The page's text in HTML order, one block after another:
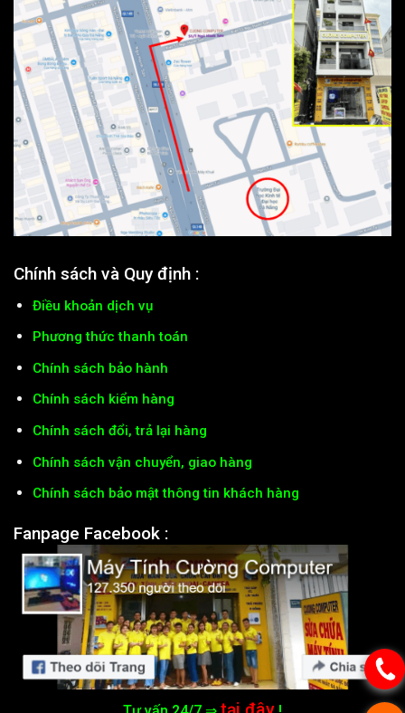
Chính sách và Quy định :
Điều khoản dịch vụ
Phương thức thanh toán
Chính sách bảo hành
Chính sách kiểm hàng
Chính sách đổi, trả lại hàng
Chính sách vận chuyển, giao hàng
Chính sách bảo mật thông tin khách hàng
Fanpage Facebook :